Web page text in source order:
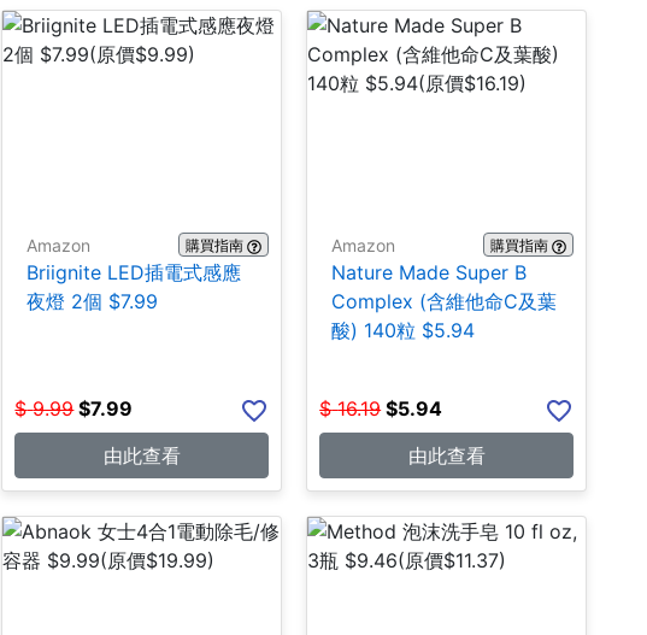
Amazon 購買指南
Briignite LED插電式感應
夜燈 2個 $7.99
$ 9.99 $7.99
由此查看
Amazon 購買指南
Nature Made Super B
Complex (含維他命C及葉
酸) 140粒 $5.94
$ 16.19 $5.94
由此查看